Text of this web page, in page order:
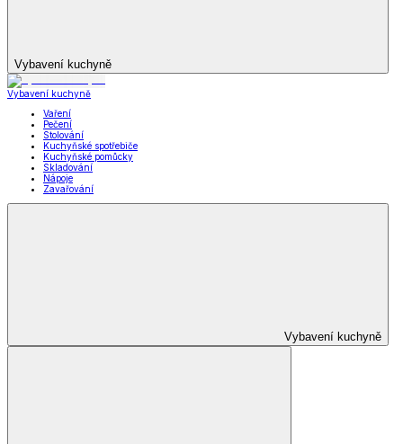
Vybavení kuchyně
Vybavení kuchyně
Vaření
Pečení
Stolování
Kuchyňské spotřebiče
Kuchyňské pomůcky
Skladování
Nápoje
Zavařování
Vybavení kuchyně